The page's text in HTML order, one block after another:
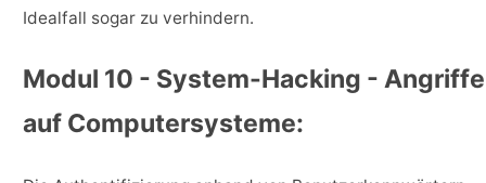
Idealfall sogar zu verhindern.
Modul 10 - System-Hacking - Angriffe
auf Computersysteme: